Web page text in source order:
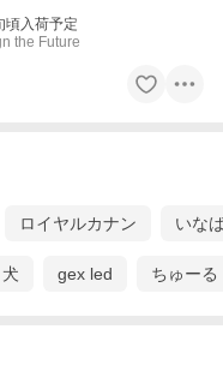
頃入荷予定
the Future
ロイヤルカナン いな
犬 gex led ちゅーる